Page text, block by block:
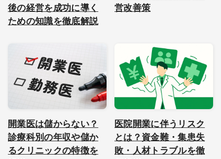
後の経営を成功に導く
ための知識を徹底解説
営改善策
開業医は儲からない？
診療科別の年収や儲か
るクリニックの特徴を
医院開業に伴うリスク
とは？資金難・集患失
敗・人材トラブルを徹